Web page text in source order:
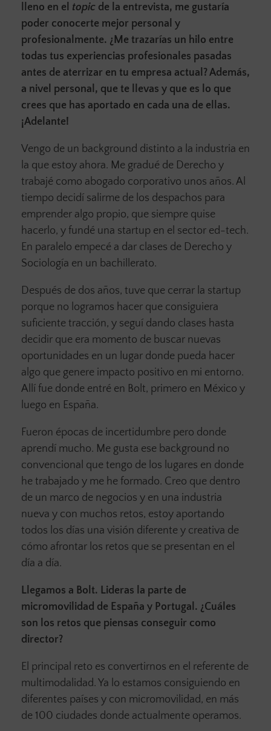
lleno en el topic de la entrevista, me gustaría
poder conocerte mejor personal y
profesionalmente. ¿Me trazarías un hilo entre
todas tus experiencias profesionales pasadas
antes de aterrizar en tu empresa actual? Además,
a nivel personal, que te llevas y que es lo que
crees que has aportado en cada una de ellas.
¡Adelante!
Vengo de un background distinto a la industria en
la que estoy ahora. Me gradué de Derecho y
trabajé como abogado corporativo unos años. Al
tiempo decidí salirme de los despachos para
emprender algo propio, que siempre quise
hacerlo, y fundé una startup en el sector ed-tech.
En paralelo empecé a dar clases de Derecho y
Sociología en un bachillerato.
Después de dos años, tuve que cerrar la startup
porque no logramos hacer que consiguiera
suficiente tracción, y seguí dando clases hasta
decidir que era momento de buscar nuevas
oportunidades en un lugar donde pueda hacer
algo que genere impacto positivo en mi entorno.
Allí fue donde entré en Bolt, primero en México y
luego en España.
Fueron épocas de incertidumbre pero donde
aprendí mucho. Me gusta ese background no
convencional que tengo de los lugares en donde
he trabajado y me he formado. Creo que dentro
de un marco de negocios y en una industria
nueva y con muchos retos, estoy aportando
todos los días una visión diferente y creativa de
cómo afrontar los retos que se presentan en el
día a día.
Llegamos a Bolt. Lideras la parte de
micromovilidad de España y Portugal. ¿Cuáles
son los retos que piensas conseguir como
director?
El principal reto es convertirnos en el referente de
multimodalidad. Ya lo estamos consiguiendo en
diferentes países y con micromovilidad, en más
de 100 ciudades donde actualmente operamos.